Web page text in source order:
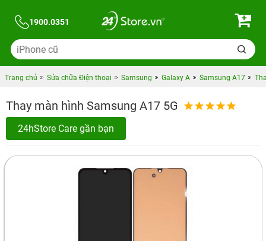
1900.0351
Trang chủ Sửa chữa Điện thoại Samsung Galaxy A Samsung A17
Thay màn hình Samsung A17 5G
24hStore Care gần bạn